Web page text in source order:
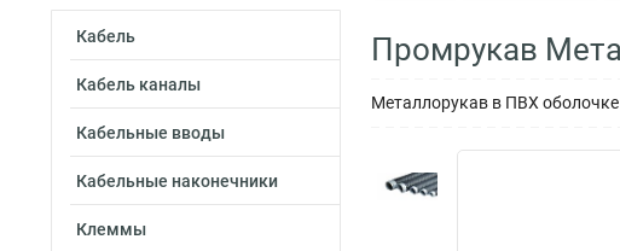
Кабель
Кабель каналы
Кабельные вводы
Кабельные наконечники
Клеммы
Промрукав
Металлорукав в ПВХ